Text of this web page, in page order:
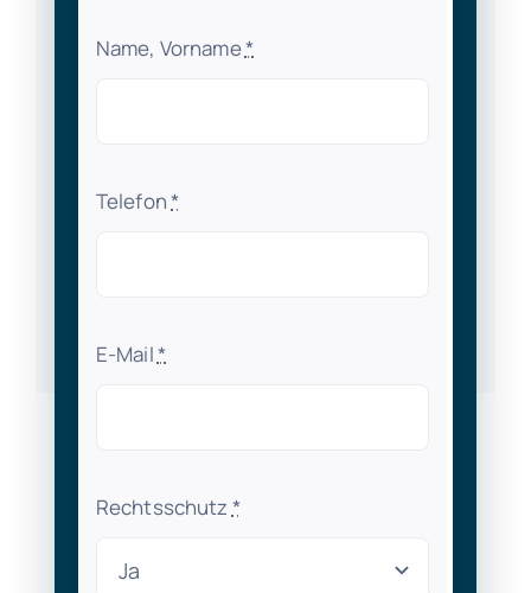
Name, Vorname*
Telefon*
E-Mail*
Rechtsschutz *